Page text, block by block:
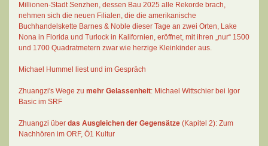
Millionen-Stadt Senzhen, dessen Bau 2025 alle Rekorde brach,
nehmen sich die neuen Filialen, die die amerikanische
Buchhandelskette Barnes & Noble dieser Tage an zwei Orten, Lake
Nona in Florida und Turlock in Kalifornien, eröffnet, mit ihren „nur“ 1500
und 1700 Quadratmetern zwar wie herzige Kleinkinder aus.
Michael Hummel liest und im Gespräch
Zhuangzi's Wege zu mehr Gelassenheit: Michael Wittschier bei Igor
Basic im SRF
Zhuangzi über das Ausgleichen der Gegensätze (Kapitel 2): Zum
Nachhören im ORF, Ö1 Kultur